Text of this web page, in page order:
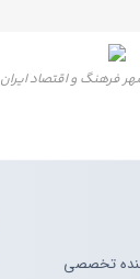
فرهنگ و اقتصاد ایران
تخصصی